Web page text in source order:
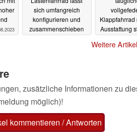
sich umfangreich
konfigurieren und
zusammenschieben
Klappfahrrad
Ausstattung
Lieferzeit
Weitere
zusätzliche Informationen zu
möglich)!
kommentieren / Antworten